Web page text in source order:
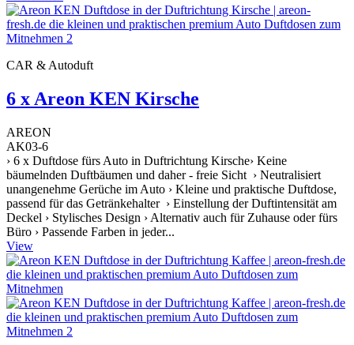
CAR & Autoduft
6 x Areon KEN Kirsche
AREON
AK03-6
› 6 x Duftdose fürs Auto in Duftrichtung Kirsche› Keine
bäumelnden Duftbäumen und daher - freie Sicht › Neutralisiert
unangenehme Gerüche im Auto › Kleine und praktische Duftdose,
passend für das Getränkehalter › Einstellung der Duftintensität am
Deckel › Stylisches Design › Alternativ auch für Zuhause oder fürs
Büro › Passende Farben in jeder...
View